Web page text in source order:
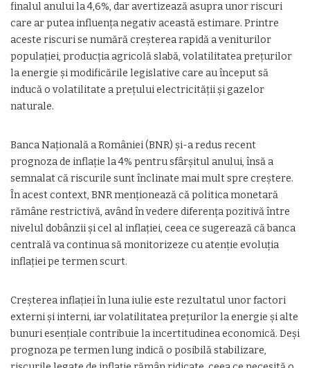
finalul anului la 4,6%, dar avertizează asupra unor riscuri
care ar putea influența negativ această estimare. Printre
aceste riscuri se numără creșterea rapidă a veniturilor
populației, producția agricolă slabă, volatilitatea prețurilor
la energie și modificările legislative care au început să
inducă o volatilitate a prețului electricității și gazelor
naturale.
Banca Națională a României (BNR) și-a redus recent
prognoza de inflație la 4% pentru sfârșitul anului, însă a
semnalat că riscurile sunt înclinate mai mult spre creștere.
În acest context, BNR menționează că politica monetară
rămâne restrictivă, având în vedere diferența pozitivă între
nivelul dobânzii și cel al inflației, ceea ce sugerează că banca
centrală va continua să monitorizeze cu atenție evoluția
inflației pe termen scurt.
Creșterea inflației în luna iulie este rezultatul unor factori
externi și interni, iar volatilitatea prețurilor la energie și alte
bunuri esențiale contribuie la incertitudinea economică. Deși
prognoza pe termen lung indică o posibilă stabilizare,